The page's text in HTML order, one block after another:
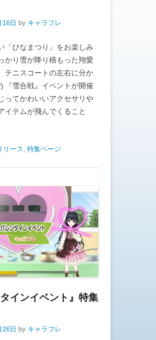
16日 by キャラフレ
「ひなまつり」をお楽しみ
かり雪が降り積もった翔愛
テニスコートの左右に分か
『雪合戦』イベントが開催
ってかわいいアクセサリや
イテムが飛んでくること
リース, 特集ページ
インイベント』特集
26日 by キャラフレ